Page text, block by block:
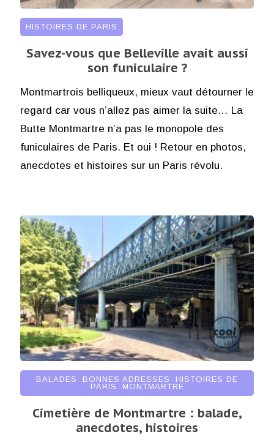
HISTOIRES DE PARIS
Savez-vous que Belleville avait aussi
son funiculaire ?
Montmartrois belliqueux, mieux vaut détourner le
regard car vous n’allez pas aimer la suite… La
Butte Montmartre n’a pas le monopole des
funiculaires de Paris. Et oui ! Retour en photos,
anecdotes et histoires sur un Paris révolu.
BALADES BONNES ADRESSES
HISTOIRES DE
PARIS
MONTMARTRE
Cimetière de Montmartre : balade,
anecdotes, histoires